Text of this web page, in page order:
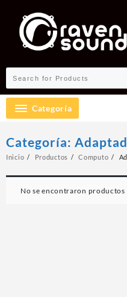
contenido
Categoría
Categoría:
Inicio Productos Computo
No se encontraron